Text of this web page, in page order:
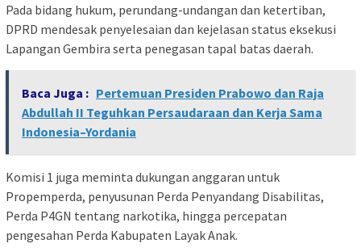
Pada bidang hukum, perundang-undangan dan ketertiban,
DPRD mendesak penyelesaian dan kejelasan status eksekusi
Lapangan Gembira serta penegasan tapal batas daerah.
Baca Juga : Pertemuan Presiden Prabowo dan Raja
Abdullah II Teguhkan Persaudaraan dan Kerja Sama
Indonesia–Yordania
Komisi 1 juga meminta dukungan anggaran untuk
Propemperda, penyusunan Perda Penyandang Disabilitas,
Perda P4GN tentang narkotika, hingga percepatan
pengesahan Perda Kabupaten Layak Anak.